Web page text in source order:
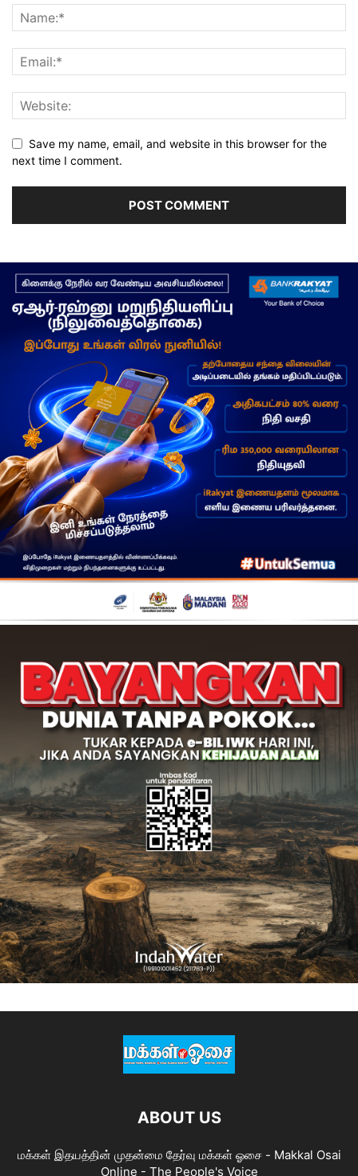
Save my name, email, and website in this browser for the
next time I comment.
ABOUT US
மக்கள் இதயத்தின் முதன்மை தேர்வு மக்கள் ஓசை - Makkal Osai
Online - The People's Voice